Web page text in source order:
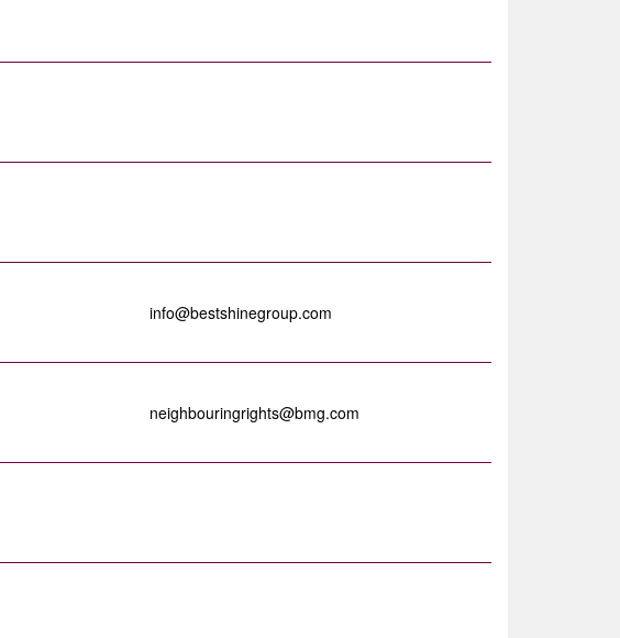
info@bestshinegroup.com
neighbouringrights@bmg.com